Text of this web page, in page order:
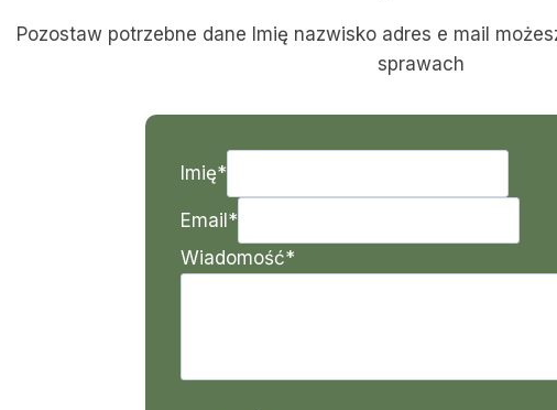
Pozostaw potrzebne dane Imię nazwisko adres e mail
sprawach
Imię*
Email*
Wiadomość*